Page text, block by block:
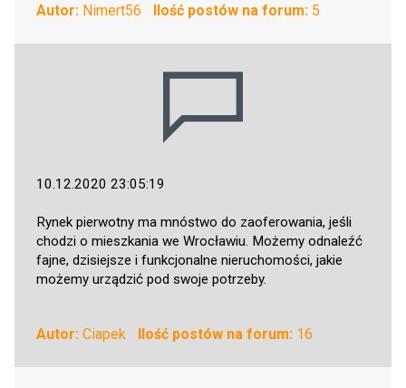
Autor: Nimert56 Ilość postów na forum:5
10.12.2020 23:05:19
Rynek pierwotny ma mnóstwo do zaoferowania, jeśli
chodzi o mieszkania we Wrocławiu. Możemy odnaleźć
fajne, dzisiejsze i funkcjonalne nieruchomości, jakie
możemy urządzić pod swoje potrzeby.
Autor: Ciapek Ilość postów na forum:16